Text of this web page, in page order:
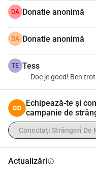
DA Donatie anonimă
DA Donatie anonimă
TE Tess
Doe je goed! Ben
Echipează-te și
campanie de
Conectați Strângeri De
Actualizăriinfo